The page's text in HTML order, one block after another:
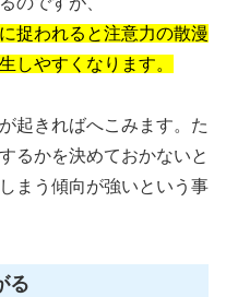
捉われると注意力の散漫
しやすくなります。
起きればへこみます。た
るかを決めておかないと
まう傾向が強いという事
る